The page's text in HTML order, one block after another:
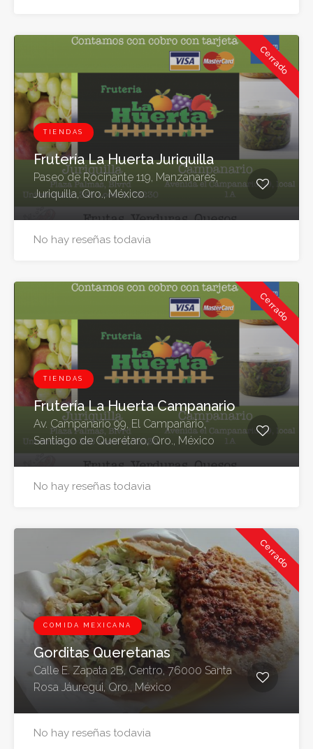
Cerrado
TIENDAS
Frutería La Huerta Juriquilla
Paseo de Rocinante 119, Manzanares,
Juriquilla, Qro., México
No hay reseñas todavia
Cerrado
TIENDAS
Frutería La Huerta Campanario
Av. Campanario 99, El Campanario,
Santiago de Querétaro, Qro., México
No hay reseñas todavia
Cerrado
COMIDA MEXICANA
Gorditas Queretanas
Calle E. Zapata 2B, Centro, 76000 Santa
Rosa Jáuregui, Qro., México
No hay reseñas todavia